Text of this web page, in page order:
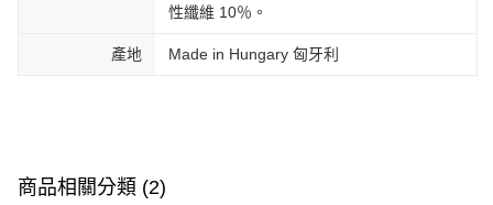
性纖維 10％。
產地 Made in Hungary 匈牙利
商品相關分類 (2)